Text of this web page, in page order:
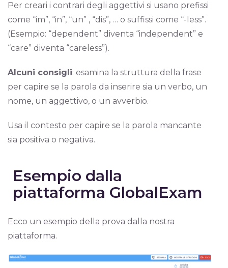
Per creari i contrari degli aggettivi si usano prefissi
come “im”, “in”, “un” , “dis”, … o suffissi come “-less”.
(Esempio: “dependent” diventa “independent” e
“care” diventa “careless”).
Alcuni consigli: esamina la struttura della frase
per capire se la parola da inserire sia un verbo, un
nome, un aggettivo, o un avverbio.
Usa il contesto per capire se la parola mancante
sia positiva o negativa.
Esempio dalla
piattaforma GlobalExam
Ecco un esempio della prova dalla nostra
piattaforma.